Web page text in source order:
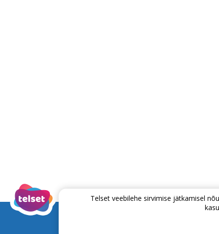
Telset veebilehe sirvimise jätkamisel